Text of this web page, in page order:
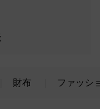
財布 ファッシ